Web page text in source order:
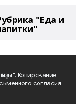
"Еда и
Копирование
согласия